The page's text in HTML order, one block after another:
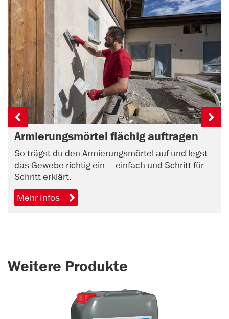
Armierungsmörtel flächig auftragen
So trägst du den Armierungsmörtel auf und legst
das Gewebe richtig ein – einfach und Schritt für
Schritt erklärt.
Mehr Infos
Weitere Produkte